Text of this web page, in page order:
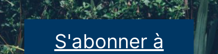
S'abonner à